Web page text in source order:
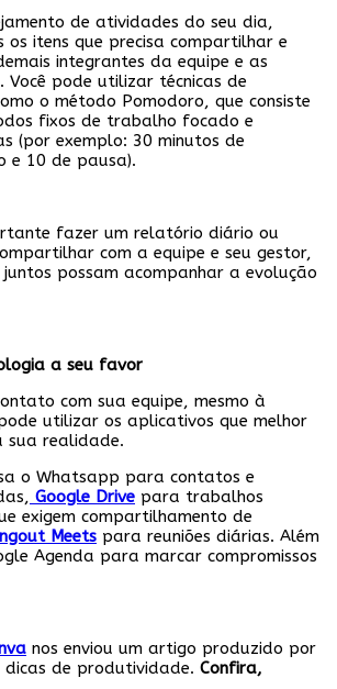
de atividades do seu dia,
itens que precisa compartilhar e
integrantes da equipe e as
Você pode utilizar técnicas de
o método Pomodoro, que consiste
fixos de trabalho focado e
(por exemplo: 30 minutos de
e 10 de pausa).
fazer um relatório diário ou
com a equipe e seu gestor,
possam acompanhar a evolução
a seu favor
com sua equipe, mesmo à
utilizar os aplicativos que melhor
sua realidade.
o Whatsapp para contatos e
Google Drive para trabalhos
exigem compartilhamento de
Meets para reuniões diárias. Além
Agenda para marcar compromissos
nos enviou um artigo produzido por
dicas de produtividade. Confira,